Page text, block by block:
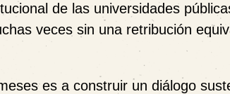
de las universidades
veces sin una retribución
es a construir un diálogo